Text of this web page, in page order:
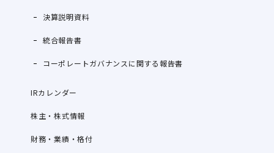
決算説明資料
統合報告書
コーポレートガバナンスに関する報告書
IRカレンダー
株主・株式情報
財務・業績・格付